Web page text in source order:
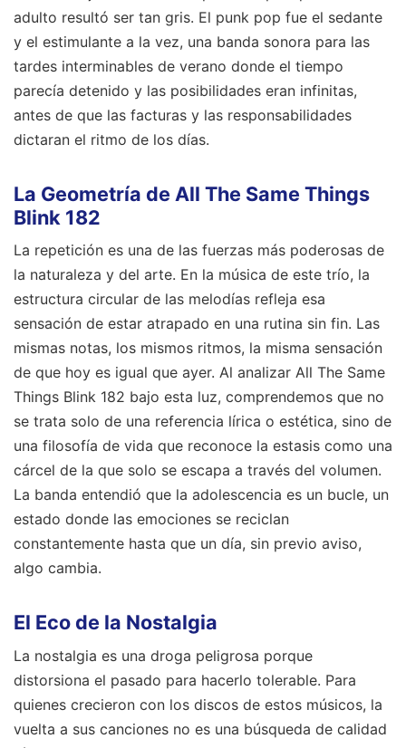
adulto resultó ser tan gris. El punk pop fue el sedante
y el estimulante a la vez, una banda sonora para las
tardes interminables de verano donde el tiempo
parecía detenido y las posibilidades eran infinitas,
antes de que las facturas y las responsabilidades
dictaran el ritmo de los días.
La Geometría de All The Same Things
Blink 182
La repetición es una de las fuerzas más poderosas de
la naturaleza y del arte. En la música de este trío, la
estructura circular de las melodías refleja esa
sensación de estar atrapado en una rutina sin fin. Las
mismas notas, los mismos ritmos, la misma sensación
de que hoy es igual que ayer. Al analizar All The Same
Things Blink 182 bajo esta luz, comprendemos que no
se trata solo de una referencia lírica o estética, sino de
una filosofía de vida que reconoce la estasis como una
cárcel de la que solo se escapa a través del volumen.
La banda entendió que la adolescencia es un bucle, un
estado donde las emociones se reciclan
constantemente hasta que un día, sin previo aviso,
algo cambia.
El Eco de la Nostalgia
La nostalgia es una droga peligrosa porque
distorsiona el pasado para hacerlo tolerable. Para
quienes crecieron con los discos de estos músicos, la
vuelta a sus canciones no es una búsqueda de calidad